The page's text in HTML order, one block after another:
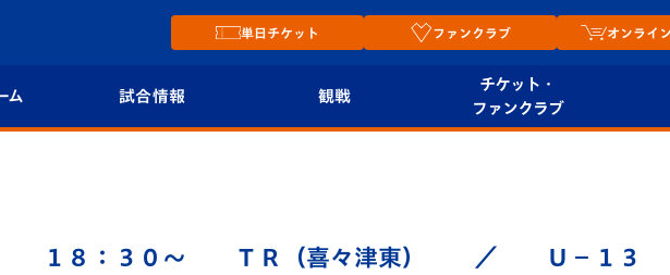
単日チケット ファンクラブ オンライン
ム 試合情報
順位表
観戦
チケット・
ファンクラブ
プレイヤーズスイート
４ １８：３０～ ＴＲ（喜々津東） ／ Ｕ－１３